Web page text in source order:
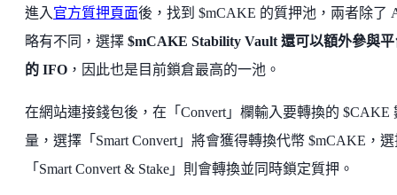
進入 官方質押頁面後，找到 $mCAKE 的質押池，兩者除了
略有不同，選擇 $mCAKE Stability Vault 還可以額外參與平
的 IFO ，因此也是目前鎖倉最高的一池。
在網站連接錢包後，在「Convert」欄輸入要轉換的 $CAKE
量，選擇「Smart Convert」將會獲得轉換代幣 $mCAKE，
「Smart Convert & Stake」則會轉換並同時鎖定質押。